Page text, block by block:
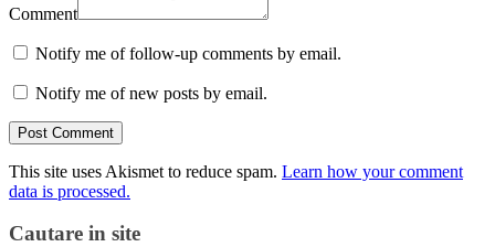
Comment
Notify me of follow-up comments by email.
Notify me of new posts by email.
This site uses Akismet to reduce spam. Learn how your comment
data is processed.
Cautare in site